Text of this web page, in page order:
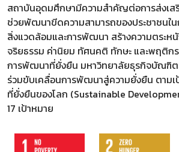
สถาบันอุดมศึกษามีความสำคัญต่อการส่งเ
ช่วยพัฒนาขีดความสามารถของประชาชนใ
สิ่งแวดล้อมและการพัฒนา สร้างความตระห
จริยธรรม ค่านิยม ทัศนคติ ทักษะ และพฤติก
การพัฒนาที่ยั่งยืน มหาวิทยาลัยธุรกิจบัณฑิต
ร่วมขับเคลื่อนการพัฒนาสู่ความยั่งยืน ตาม
ที่ยั่งยืนของโลก (Sustainable
17 เป้าหมาย